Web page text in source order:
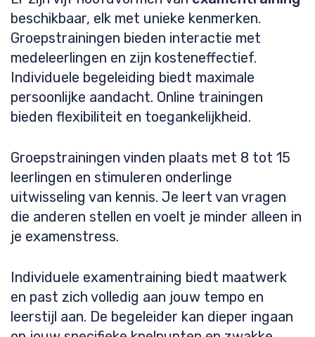
beschikbaar, elk met unieke kenmerken.
Groepstrainingen bieden interactie met
medeleerlingen en zijn kosteneffectief.
Individuele begeleiding biedt maximale
persoonlijke aandacht. Online trainingen
bieden flexibiliteit en toegankelijkheid.
Groepstrainingen vinden plaats met 8 tot 15
leerlingen en stimuleren onderlinge
uitwisseling van kennis. Je leert van vragen
die anderen stellen en voelt je minder alleen in
je examenstress.
Individuele examentraining biedt maatwerk
en past zich volledig aan jouw tempo en
leerstijl aan. De begeleider kan dieper ingaan